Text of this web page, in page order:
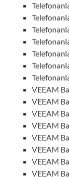
VEEAM
VEEAM
VEEAM
VEEAM
VEEAM
VEEAM
VEEAM
VEEAM